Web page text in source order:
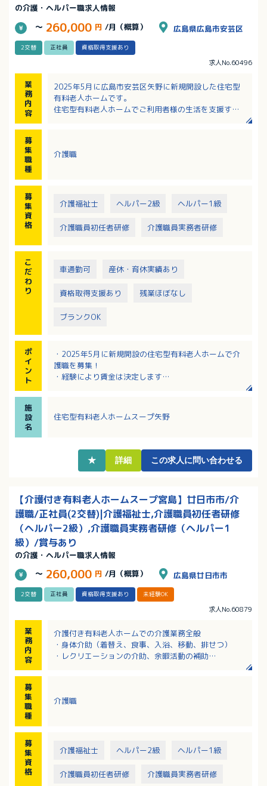
の介護・ヘルパー職求人情報
～ 260,000 円 /月（概算） 広島県広島市安芸区
2交替 正社員 資格取得支援あり
求人No.60496
業
務
内
容
2025年5月に広島市安芸区矢野に新規開設した住宅型
有料老人ホームです。
住宅型有料老人ホームでご利用者様の生活を支援する
【具体的な業務】身体介助（着替え、食事、入浴、移
見守りシステムや機械浴などにより、職員の業務負担
軽減にもつながる環境整備も追求しています。
年齢や性別に関わらず幅広い世代の方にご活躍いただ
ける環境です。
募
集
職
種
介護職
募
集
資
格
介護福祉士 ヘルパー2級 ヘルパー1級
介護職員初任者研修 介護職員実務者研修
こ
だ
わ
り
車通勤可 産休・育休実績あり
資格取得支援あり 残業ほぼなし
ブランクOK
ポ
イ
ン
ト
・2025年5月に新規開設の住宅型有料老人ホームで介
護職を募集！
・経験により賃金は決定します
施
設
名
住宅型有料老人ホームスープ矢野
★ 詳細 この求人に問い合わせる
【介護付き有料老人ホームスープ宮島】廿日市市/介
護職/正社員(2交替)|介護福祉士,介護職員初任者研修
（ヘルパー2級）,介護職員実務者研修（ヘルパー1
級）/賞与あり
の介護・ヘルパー職求人情報
～ 260,000 円 /月（概算） 広島県廿日市市
2交替 正社員 資格取得支援あり 未経験OK
求人No.60879
業
務
内
容
介護付き有料老人ホームでの介護業務全般
・身体介助（着替え、食事、入浴、移動、排せつ）
・レクリエーションの介助、余暇活動の補助
募
集
職
種
介護職
募
集
資
格
介護福祉士 ヘルパー2級 ヘルパー1級
介護職員初任者研修 介護職員実務者研修